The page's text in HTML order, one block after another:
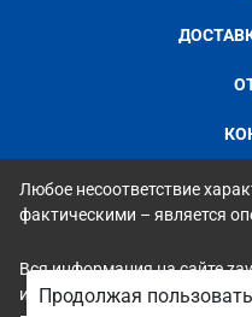
Любое несоответствие
фактическими – является
Вся информация на сайте
исключительно
Продолжая